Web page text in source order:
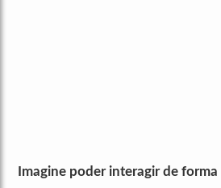
Imagine poder interagir de